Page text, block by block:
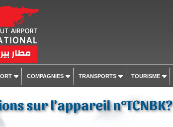
COMPAGNIES TRANSPORTS TOURISME
sur l'appareil n°TCNBK?